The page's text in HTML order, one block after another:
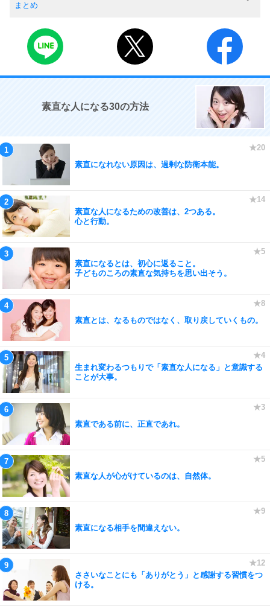
まとめ
素直な人になる30の方法
素直になれない原因は、過剰な防衛本能。
素直な人になるための改善は、2つある。
心と行動。
素直になるとは、初心に返ること。
子どものころの素直な気持ちを思い出そう。
素直とは、なるものではなく、取り戻していくもの。
生まれ変わるつもりで「素直な人になる」と意識する
ことが大事。
素直である前に、正直であれ。
素直な人が心がけているのは、自然体。
素直になる相手を間違えない。
ささいなことにも「ありがとう」と感謝する習慣をつ
ける。